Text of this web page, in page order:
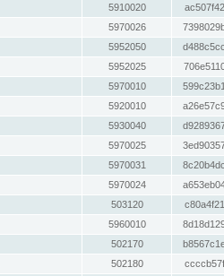
5910020
5970026
5952050
5952025
5970010
5920010
5930040
5970025
5970031
5970024
503120
5960010
502170
502180